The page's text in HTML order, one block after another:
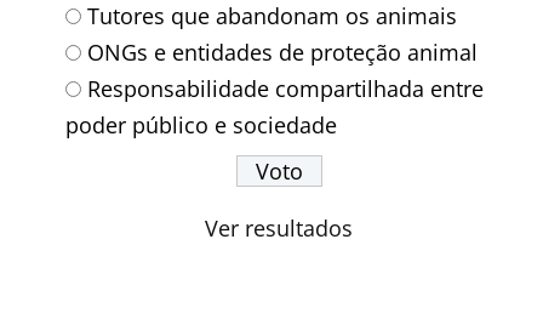
Tutores que abandonam os animais
ONGs e entidades de proteção animal
Responsabilidade compartilhada entre
poder público e sociedade
Ver resultados